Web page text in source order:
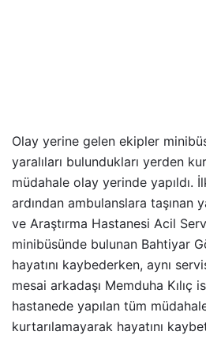
Olay yerine gelen ekipler
yaralıları bulundukları yerden
müdahale olay yerinde yapıldı.
ardından ambulanslara taşınan
ve Araştırma Hastanesi Acil
minibüsünde bulunan Bahtiyar
hayatını kaybederken, aynı
mesai arkadaşı Memduha Kılıç
hastanede yapılan tüm
kurtarılamayarak hayatını